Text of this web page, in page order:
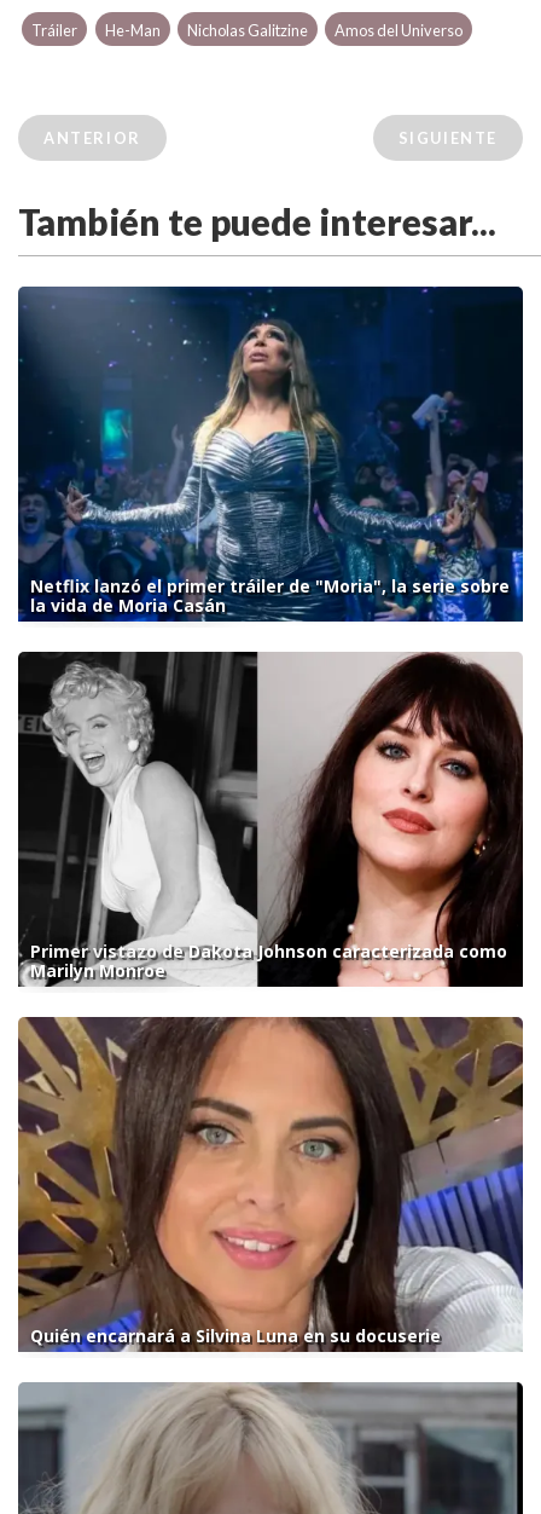
Tráiler He-Man Nicholas Galitzine Amos del Universo
ANTERIOR SIGUIENTE
También te puede interesar...
Netflix lanzó el primer tráiler de "Moria", la serie sobre
la vida de Moria Casán
Primer vistazo de Dakota Johnson caracterizada como
Marilyn Monroe
Quién encarnará a Silvina Luna en su docuserie